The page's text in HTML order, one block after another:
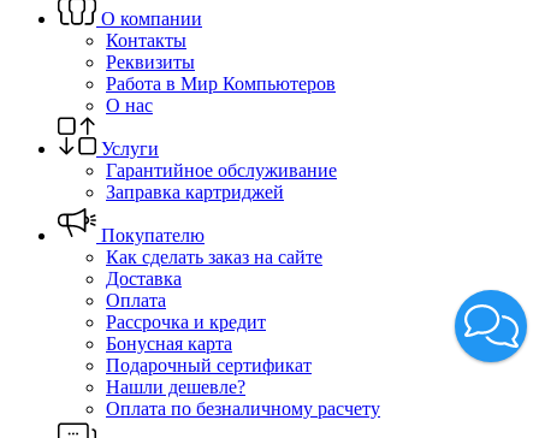
О компании
Контакты
Реквизиты
Работа в Мир Компьютеров
О нас
Услуги
Гарантийное обслуживание
Заправка картриджей
Покупателю
Как сделать заказ на сайте
Доставка
Оплата
Рассрочка и кредит
Бонусная карта
Подарочный сертификат
Нашли дешевле?
Оплата по безналичному расчету